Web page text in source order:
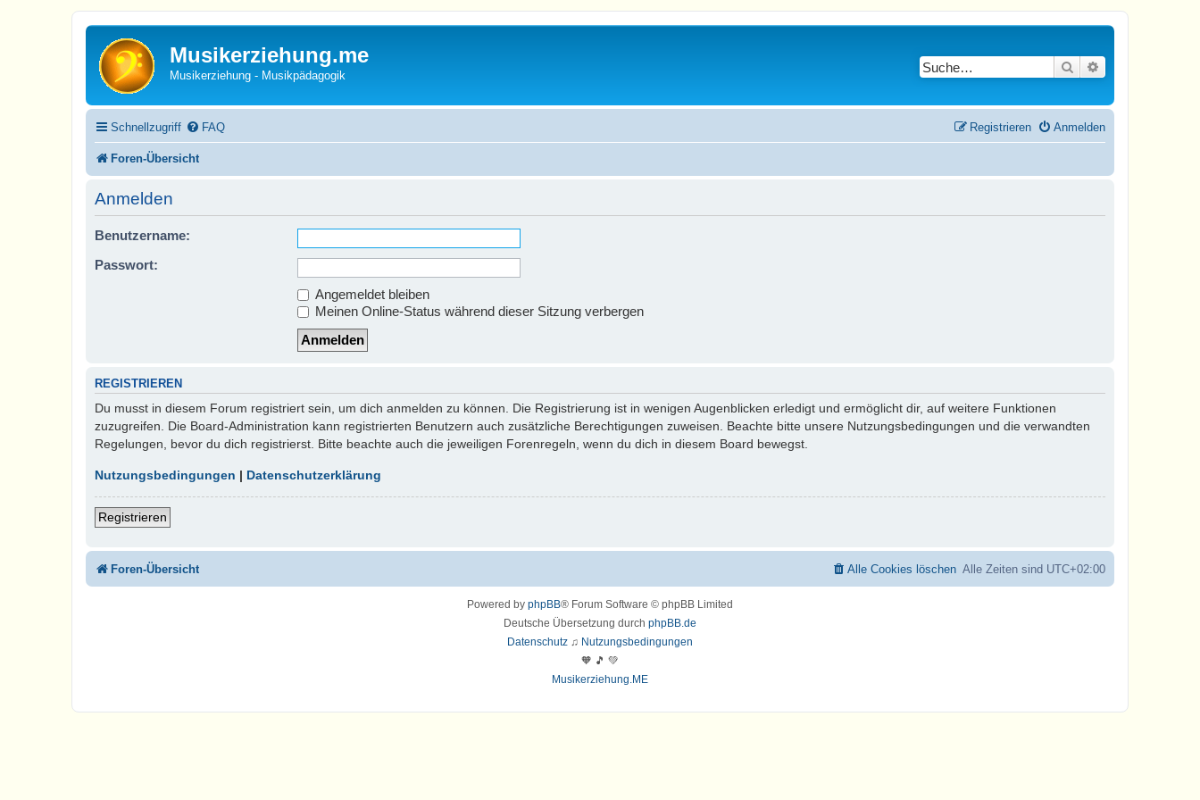
Musikerziehung.me
Musikerziehung - Musikpädagogik
Suche
Schnellzugriff FAQ Anmelden
Registrieren
Foren-Übersicht
Anmelden
Benutzername:
Passwort:
Angemeldet bleiben
Meinen Online-Status während dieser Sitzung verbergen
REGISTRIEREN
Du musst in diesem Forum registriert sein, um dich anmelden zu können. Die Registrierung ist in wenigen Augenblicken erledigt und ermöglicht dir, auf weitere Funktionen
zuzugreifen. Die Board-Administration kann registrierten Benutzern auch zusätzliche Berechtigungen zuweisen. Beachte bitte unsere Nutzungsbedingungen und die verwandten
Regelungen, bevor du dich registrierst. Bitte beachte auch die jeweiligen Forenregeln, wenn du dich in diesem Board bewegst.
Nutzungsbedingungen | Datenschutzerklärung
Registrieren
Foren-Übersicht Alle Zeiten sind UTC+02:00
Alle Cookies löschen
Powered by phpBB® Forum Software © phpBB Limited
Deutsche Übersetzung durch phpBB.de
Datenschutz ♫ Nutzungsbedingungen
🧡 🎵 💚
Musikerziehung.ME